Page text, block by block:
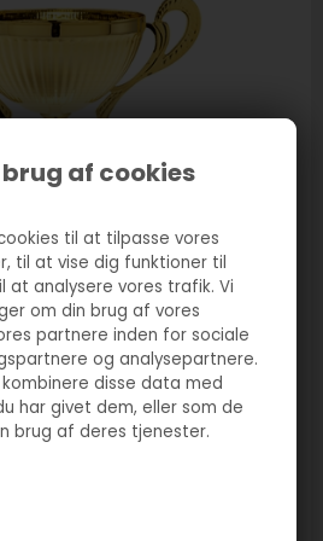
af cookies
til at tilpasse vores
til at vise dig funktioner til
at analysere vores trafik. Vi
om din brug af vores
partnere inden for sociale
og analysepartnere.
disse data med
har givet dem, eller som de
brug af deres tjenester.